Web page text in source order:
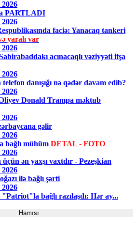
PARTLADI
faciə: Yanacaq tankeri
yaralı var
acınacaqlı vəziyyəti ifşa
danışığı nə qədər davam edib?
Donald Trampa məktub
gəlir
bağlı mühüm DETAL - FOTO
ən yaxşı vaxtdır - Pezeşkian
ilə bağlı şərti
bağlı razılaşdı: Hər ay...
Hamısı